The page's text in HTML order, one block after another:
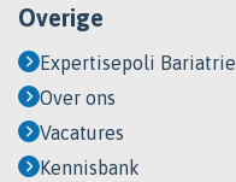
Overige
Expertisepoli Bariatrie
Over ons
Vacatures
Kennisbank